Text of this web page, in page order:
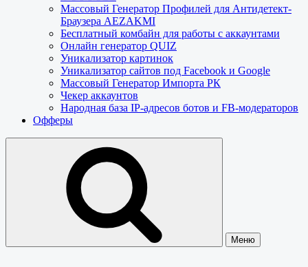
Массовый Генератор Профилей для Антидетект-
Браузера AEZAKMI
Бесплатный комбайн для работы с аккаунтами
Онлайн генератор QUIZ
Уникализатор картинок
Уникализатор сайтов под Facebook и Google
Массовый Генератор Импорта РК
Чекер аккаунтов
Народная база IP-адресов ботов и FB-модераторов
Офферы
Меню